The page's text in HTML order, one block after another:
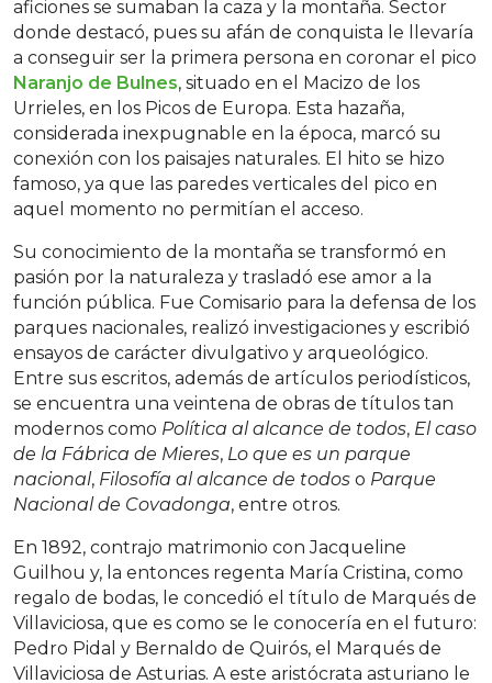
aficiones se sumaban la caza y la montaña. Sector
donde destacó, pues su afán de conquista le llevaría
a conseguir ser la primera persona en coronar el pico
Naranjo de Bulnes, situado en el Macizo de los
Urrieles, en los Picos de Europa. Esta hazaña,
considerada inexpugnable en la época, marcó su
conexión con los paisajes naturales. El hito se hizo
famoso, ya que las paredes verticales del pico en
aquel momento no permitían el acceso.
Su conocimiento de la montaña se transformó en
pasión por la naturaleza y trasladó ese amor a la
función pública. Fue Comisario para la defensa de los
parques nacionales, realizó investigaciones y escribió
ensayos de carácter divulgativo y arqueológico.
Entre sus escritos, además de artículos periodísticos,
se encuentra una veintena de obras de títulos tan
modernos como Política al alcance de todos, El caso
de la Fábrica de Mieres, Lo que es un parque
nacional, Filosofía al alcance de todos o Parque
Nacional de Covadonga, entre otros.
En 1892, contrajo matrimonio con Jacqueline
Guilhou y, la entonces regenta María Cristina, como
regalo de bodas, le concedió el título de Marqués de
Villaviciosa, que es como se le conocería en el futuro:
Pedro Pidal y Bernaldo de Quirós, el Marqués de
Villaviciosa de Asturias. A este aristócrata asturiano le